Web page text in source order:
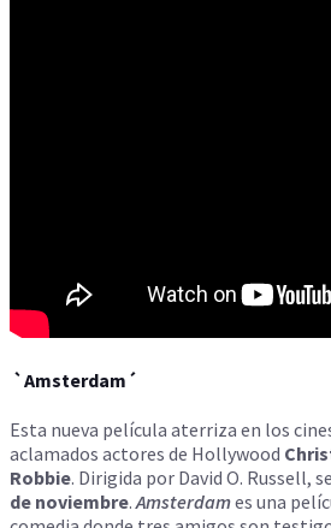
`Amsterdam´
Esta nueva película aterriza en los
aclamados actores de Hollywood
Robbie. Dirigida por David O. Russell,
de noviembre.Amsterdames una